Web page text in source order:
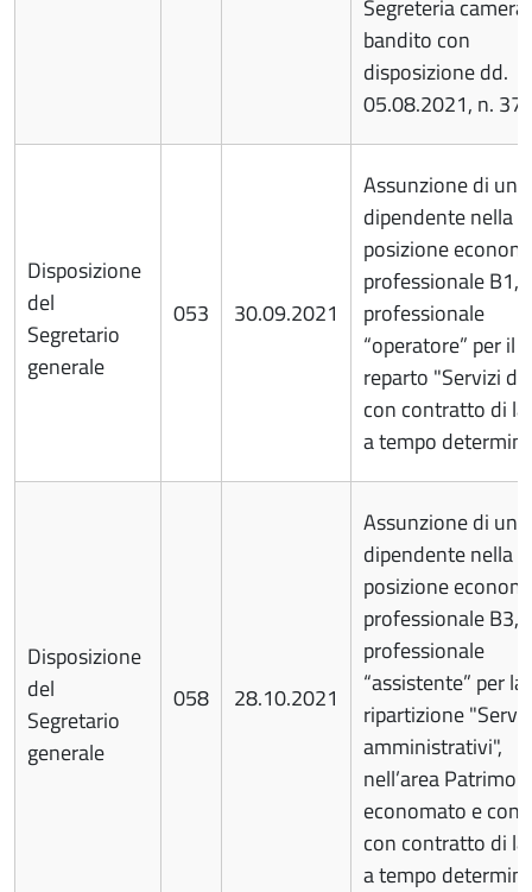
Segreteria
bandito con
disposizione dd.
05.08.2021, n.
Disposizione
del
Segretario
generale
053 30.09.2021
Assunzione di un
dipendente nella
posizione
professionale B1,
professionale
“operatore” per il
reparto "Servizi
con contratto di
a tempo
Disposizione
del
Segretario
generale
058 28.10.2021
Assunzione di un
dipendente nella
posizione
professionale B3,
professionale
“assistente” per la
ripartizione
amministrativi",
nell’area
economato e
con contratto di
a tempo